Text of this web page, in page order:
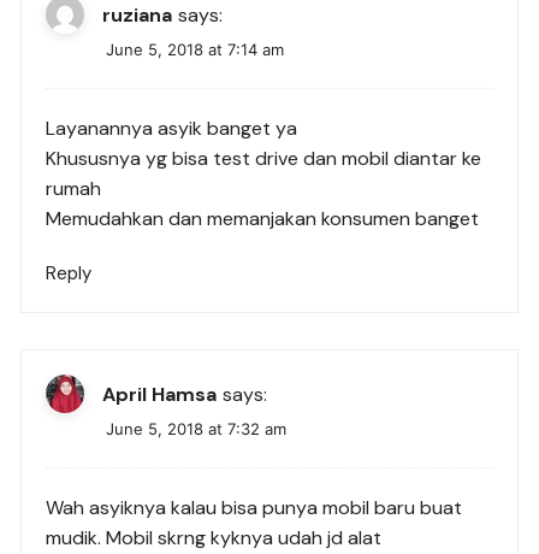
ruziana says:
June 5, 2018 at 7:14 am
Layanannya asyik banget ya
Khususnya yg bisa test drive dan mobil diantar ke
rumah
Memudahkan dan memanjakan konsumen banget
Reply
April Hamsa says:
June 5, 2018 at 7:32 am
Wah asyiknya kalau bisa punya mobil baru buat
mudik. Mobil skrng kyknya udah jd alat